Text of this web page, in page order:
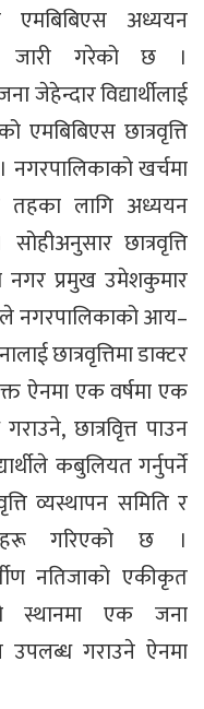
एमबिबिएस अध्ययन
जारी गरेको छ ।
जेहेन्दार विद्यार्थीलाई
एमबिबिएस छात्रवृत्ति
नगरपालिकाको खर्चमा
तहका लागि अध्ययन
छात्रवृत्ति
नगर प्रमुख उमेशकुमार
नगरपालिकाको आय–
छात्रवृत्तिमा डाक्टर
ऐनमा एक वर्षमा एक
छात्रवृित्त पाउन
कबुलियत गर्नुपर्ने
व्यस्थापन समिति र
गरिएको छ ।
नतिजाको एकीकृत
स्थानमा एक जना
उपलब्ध गराउने ऐनमा